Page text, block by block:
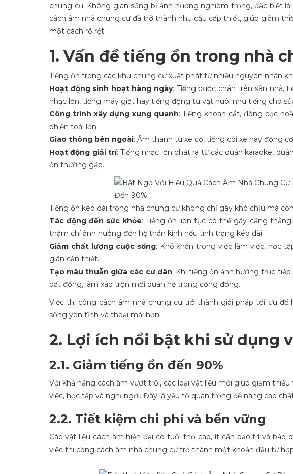
chung cư. Không gian sống bị ảnh hưởng nghiêm trọng, đặc biệt
cách âm nhà chung cư đã trở thành nhu cầu cấp thiết, giúp giảm
một cách rõ rệt.
1. Vấn đề tiếng ồn trong nhà
Tiếng ồn trong các khu chung cư xuất phát từ nhiều nguyên nhân
Hoạt động sinh hoạt hàng ngày: Tiếng bước chân trên sàn nhà,
nhạc lớn, tiếng máy giặt hay tiếng động từ vật nuôi như tiếng chó
Công trình xây dựng xung quanh: Tiếng khoan cắt, đóng cọc
phiền toái lớn.
Giao thông bên ngoài: Âm thanh từ xe cộ, tiếng còi xe hay động
Hoạt động giải trí: Tiếng nhạc lớn phát ra từ các quán karaoke,
ồn thường gặp.
Tiếng ồn kéo dài trong nhà chung cư không chỉ gây khó chịu mà
Tác động đến sức khỏe: Tiếng ồn liên tục có thể gây căng
thậm chí ảnh hưởng đến hệ thần kinh nếu tình trạng kéo dài.
Giảm chất lượng cuộc sống: Khó khăn trong việc làm việc, học
giãn cần thiết.
Tạo mâu thuẫn giữa các cư dân: Khi tiếng ồn ảnh hưởng trực tiếp
bất đồng, làm xáo trộn mối quan hệ trong cộng đồng.
Việc thi công cách âm nhà chung cư trở thành giải pháp tối ưu để
sống yên tĩnh và thoải mái hơn.
2. Lợi ích nổi bật khi sử dụng
2.1. Giảm tiếng ồn đến 90%
Với khả năng cách âm vượt trội, các loại vật liệu mới giúp giảm
việc, học tập và nghỉ ngơi. Đây là yếu tố quan trọng để nâng cao
2.2. Tiết kiệm chi phí và bền vững
Các vật liệu cách âm hiện đại có tuổi thọ cao, ít cần bảo trì và
việc thi công cách âm nhà chung cư trở thành một khoản đầu tư